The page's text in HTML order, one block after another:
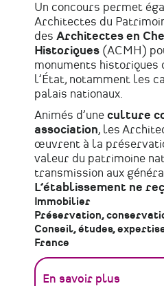
Un concours permet
Architectes du
des Architectes en
Historiques (ACMH)
monuments historiques
l’État, notamment les
palais nationaux.
Animés d’une culture
association, les
œuvrent à la
valeur du patrimoine
transmission aux
L’établissement ne
Immobilier
Préservation,
Conseil, études,
France
En savoir plus